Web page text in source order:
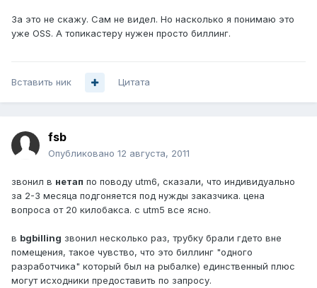
За это не скажу. Сам не видел. Но насколько я понимаю это
уже OSS. А топикастеру нужен просто биллинг.
Вставить ник Цитата
fsb
Опубликовано 12 августа, 2011
звонил в нетап по поводу utm6, сказали, что индивидуально
за 2-3 месяца подгоняется под нужды заказчика. цена
вопроса от 20 килобакса. с utm5 все ясно.
в bgbilling звонил несколько раз, трубку брали гдето вне
помещения, такое чувство, что это биллинг "одного
разработчика" который был на рыбалке) единственный плюс
могут исходники предоставить по запросу.